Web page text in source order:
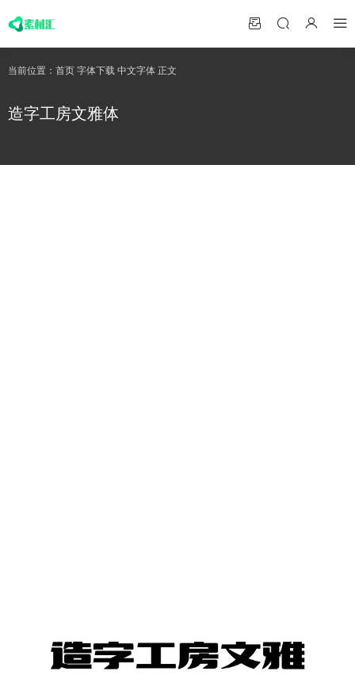
当前位置： 首页 字体下载 中文字体 正文
造字工房文雅体